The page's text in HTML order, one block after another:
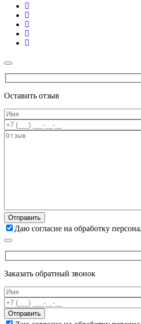
Оставить отзыв
Даю согласие на обработку
Заказать обратный звонок